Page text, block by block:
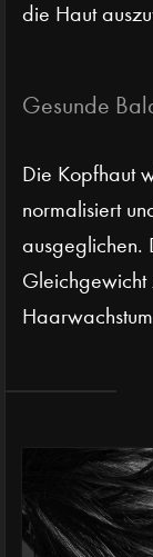
die Haut
Gesunde
Die Kopfhaut
normalisiert
ausgeglichen.
Gleichgewicht